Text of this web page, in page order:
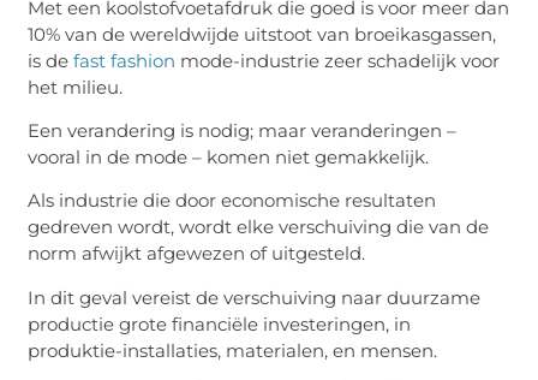
Met een koolstofvoetafdruk die goed is voor meer dan
10% van de wereldwijde uitstoot van broeikasgassen,
is defast fashion mode-industrie zeer schadelijk voor
het milieu.
Een verandering is nodig; maar veranderingen –
vooral in de mode – komen niet gemakkelijk.
Als industrie die door economische resultaten
gedreven wordt, wordt elke verschuiving die van de
norm afwijkt afgewezen of uitgesteld.
In dit geval vereist de verschuiving naar duurzame
productie grote financiële investeringen, in
produktie-installaties, materialen, en mensen.